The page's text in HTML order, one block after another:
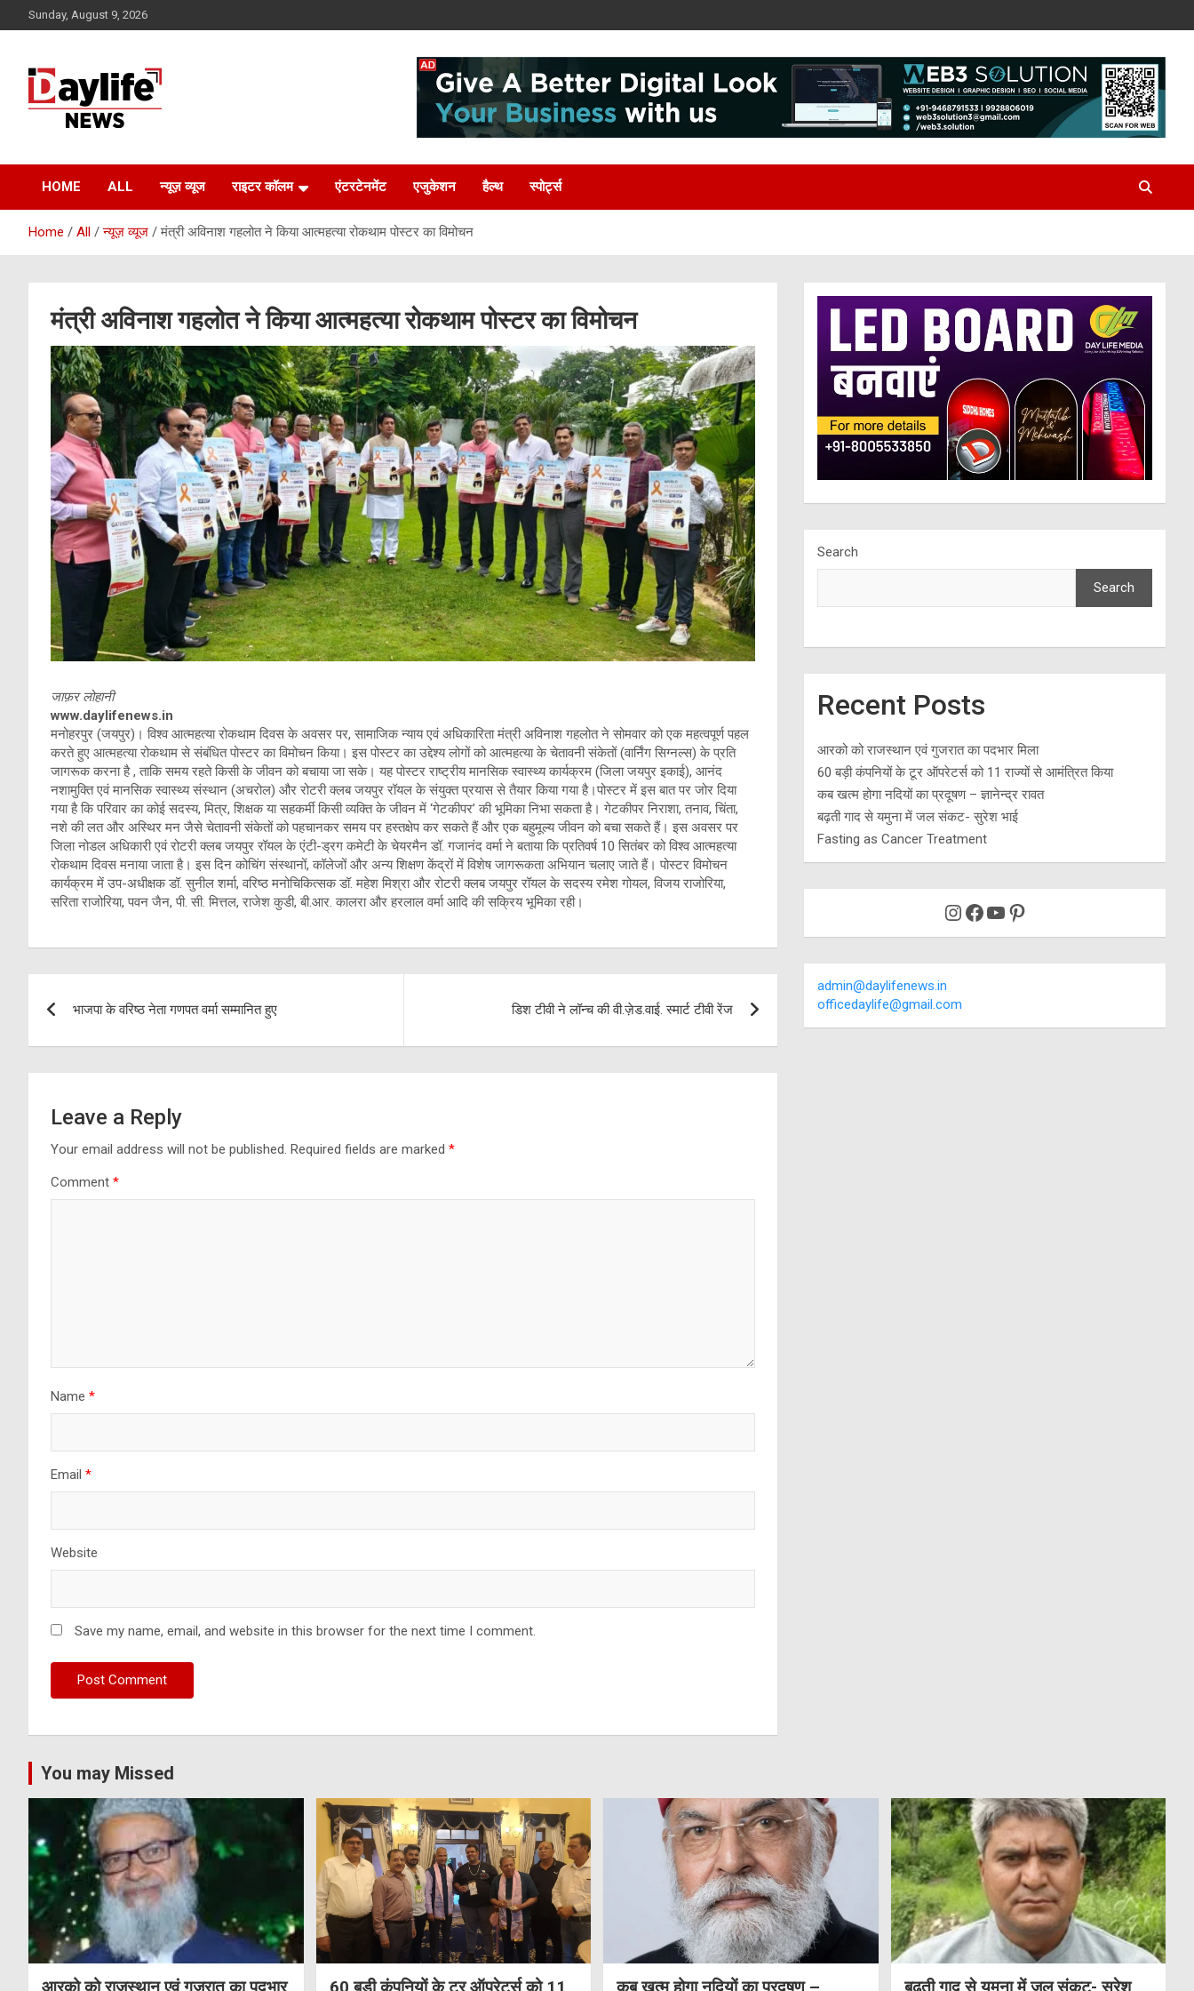
to
Sunday, August 9, 2026
HOME ALL न्यूज़ व्यूज राइटर कॉलम एंटरटेनमेंट एजुकेशन हैल्थ स्पोर्ट्स
Home All न्यूज़ व्यूज मंत्री अविनाश गहलोत ने किया आत्महत्या रोकथाम पोस्टर का विमोचन
मंत्री अविनाश गहलोत ने किया आत्महत्या रोकथाम पोस्टर का विमोचन
जाफ़र लोहानी
www.daylifenews.in
मनोहरपुर (जयपुर)। विश्व आत्महत्या रोकथाम दिवस के अवसर पर, सामाजिक न्याय एवं अधिकारिता मंत्री अविनाश गहलोत ने सोमवार को एक महत्वपूर्ण पहल
करते हुए आत्महत्या रोकथाम से संबंधित पोस्टर का विमोचन किया। इस पोस्टर का उद्देश्य लोगों को आत्महत्या के चेतावनी संकेतों (वार्निंग सिग्नल्स) के प्रति
जागरूक करना है , ताकि समय रहते किसी के जीवन को बचाया जा सके। ​यह पोस्टर राष्ट्रीय मानसिक स्वास्थ्य कार्यक्रम (जिला जयपुर इकाई), आनंद
नशामुक्ति एवं मानसिक स्वास्थ्य संस्थान (अचरोल) और रोटरी क्लब जयपुर रॉयल के संयुक्त प्रयास से तैयार किया गया है।​पोस्टर में इस बात पर जोर दिया
गया है कि परिवार का कोई सदस्य, मित्र, शिक्षक या सहकर्मी किसी व्यक्ति के जीवन में ‘गेटकीपर’ की भूमिका निभा सकता है। गेटकीपर निराशा, तनाव, चिंता,
नशे की लत और अस्थिर मन जैसे चेतावनी संकेतों को पहचानकर समय पर हस्तक्षेप कर सकते हैं और एक बहुमूल्य जीवन को बचा सकते हैं। ​इस अवसर पर
जिला नोडल अधिकारी एवं रोटरी क्लब जयपुर रॉयल के एंटी-ड्रग कमेटी के चेयरमैन डॉ. गजानंद वर्मा ने बताया कि प्रतिवर्ष 10 सितंबर को विश्व आत्महत्या
रोकथाम दिवस मनाया जाता है। इस दिन कोचिंग संस्थानों, कॉलेजों और अन्य शिक्षण केंद्रों में विशेष जागरूकता अभियान चलाए जाते हैं। ​पोस्टर विमोचन
कार्यक्रम में उप-अधीक्षक डॉ. सुनील शर्मा, वरिष्ठ मनोचिकित्सक डॉ. महेश मिश्रा और रोटरी क्लब जयपुर रॉयल के सदस्य रमेश गोयल, विजय राजोरिया,
सरिता राजोरिया, पवन जैन, पी. सी. मित्तल, राजेश कुडी, बी.आर. कालरा और हरलाल वर्मा आदि की सक्रिय भूमिका रही।
navigation
भाजपा के वरिष्ठ नेता गणपत वर्मा सम्मानित हुए डिश टीवी ने लॉन्च की वी.ज़ेड.वाई. स्मार्ट टीवी रेंज
Leave a Reply
Your email address will not be published. Required fields are marked *
Comment *
Name *
Email *
Website
Save my name, email, and website in this browser for the next time I comment.
Search
Search
Recent Posts
आरको को राजस्थान एवं गुजरात का पदभार मिला
60 बड़ी कंपनियों के टूर ऑपरेटर्स को 11 राज्यों से आमंत्रित किया
कब खत्म होगा नदियों का प्रदूषण – ज्ञानेन्द्र रावत
बढ़ती गाद से यमुना में जल संकट- सुरेश भाई
Fasting as Cancer Treatment
Instagram
Facebook
YouTube
Pinterest
admin@daylifenews.in
officedaylife@gmail.com
You may Missed
आरको को राजस्थान एवं गुजरात का पदभार 60 बड़ी कंपनियों के टूर ऑपरेटर्स को 11 कब खत्म होगा नदियों का प्रदूषण – बढ़ती गाद से यमुना में जल संकट- सुरेश